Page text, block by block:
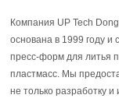
Компания UP Tech
основана в 1999 году и
пресс-форм для литья
пластмасс. Мы
не только разработку